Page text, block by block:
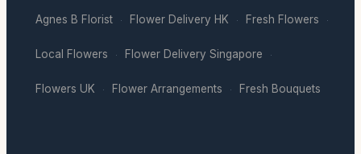
Agnes B Florist · Flower Delivery HK · Fresh Flowers ·
Local Flowers · Flower Delivery Singapore ·
Flowers UK · Flower Arrangements · Fresh Bouquets